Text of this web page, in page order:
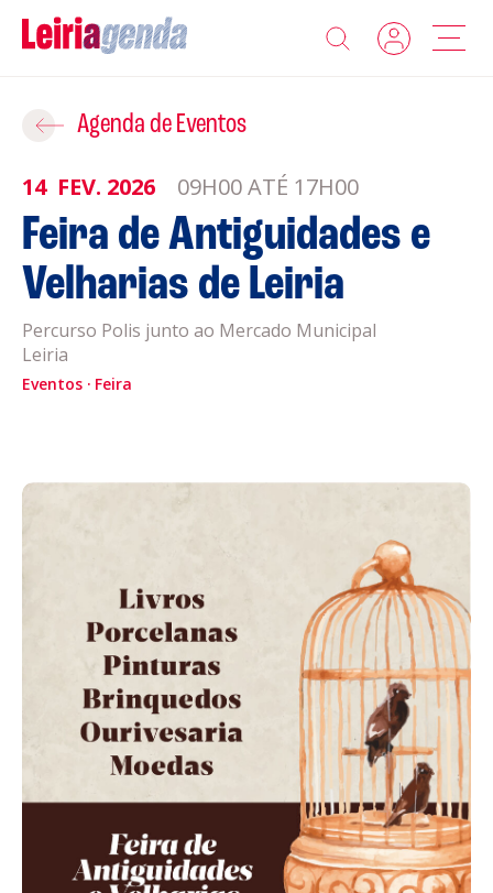
Agenda
Sobre a Leiriagenda
Promotores
Clubes Desportivos
Contactos
Política de Cookies
Acompanhe a Leiria Agenda
Agenda de Eventos
14 FEV. 2026 09H00 ATÉ 17H00
Feira de Antiguidades e
Velharias de Leiria
Percurso Polis junto ao Mercado Municipal
Leiria
Eventos Feira
Adicionar ao Roteiro
ROTEIROS EXISTENTES
CRIAR NOVO